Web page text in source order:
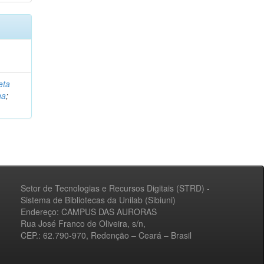
;
Setor de Tecnologias e Recursos Digitais (STRD) -
Sistema de Bibliotecas da Unilab (Sibiuni)
Endereço: CAMPUS DAS AURORAS
Rua José Franco de Oliveira, s/n,
CEP.: 62.790-970, Redenção – Ceará – Brasil